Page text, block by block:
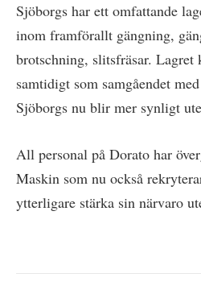
Sjöborgs har ett omfattande
inom framförallt gängning,
brotschning, slitsfräsar. Lagret
samtidigt som samgåendet
Sjöborgs nu blir mer synligt
All personal på Dorato har
Maskin som nu också
ytterligare stärka sin närvaro